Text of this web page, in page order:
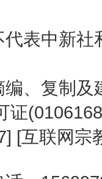
表中新
、复制
证
] [互联网宗